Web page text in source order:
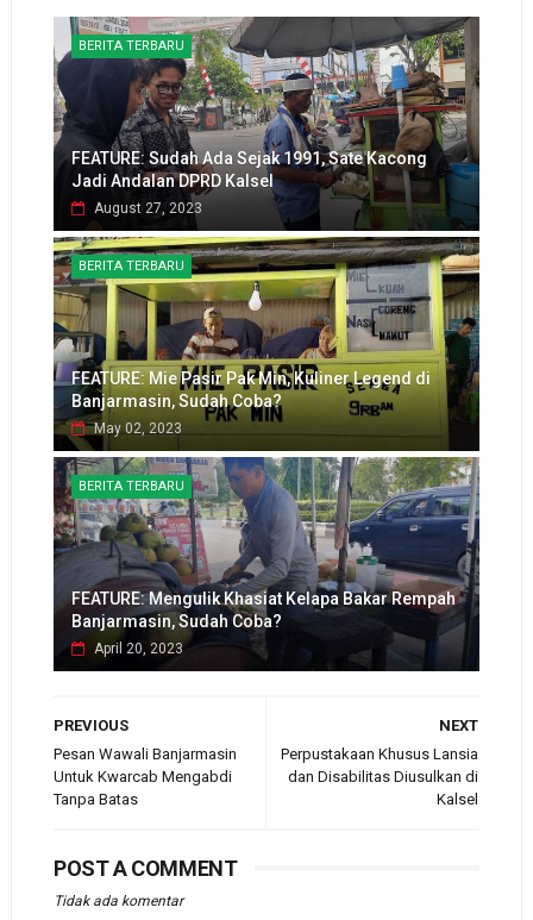
BERITA TERBARU
FEATURE: Sudah Ada Sejak 1991, Sate Kacong
Jadi Andalan DPRD Kalsel
August 27, 2023
BERITA TERBARU
FEATURE: Mie Pasir Pak Min, Kuliner Legend di
Banjarmasin, Sudah Coba?
May 02, 2023
BERITA TERBARU
FEATURE: Mengulik Khasiat Kelapa Bakar Rempah
Banjarmasin, Sudah Coba?
April 20, 2023
NEXT
Perpustakaan Khusus Lansia
dan Disabilitas Diusulkan di
Kalsel
PREVIOUS
Pesan Wawali Banjarmasin
Untuk Kwarcab Mengabdi
Tanpa Batas
POST A COMMENT
Tidak ada komentar